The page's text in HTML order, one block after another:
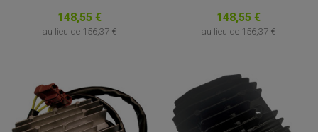
148,55 €
au lieu de 156,37 €
148,55 €
au lieu de 156,37 €